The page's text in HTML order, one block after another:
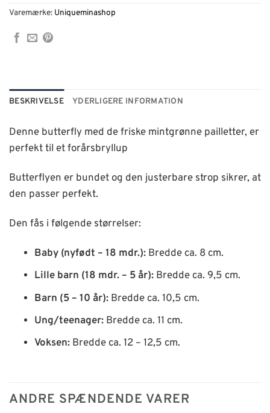
Varemærke: Uniqueminashop
BESKRIVELSE YDERLIGERE INFORMATION
Denne butterfly med de friske mintgrønne pailletter, er
perfekt til et forårsbryllup
Butterflyen er bundet og den justerbare strop sikrer, at
den passer perfekt.
Den fås i følgende størrelser:
Baby (nyfødt – 18 mdr.): Bredde ca. 8 cm.
Lille barn (18 mdr. – 5 år): Bredde ca. 9,5 cm.
Barn (5 – 10 år): Bredde ca. 10,5 cm.
Ung/teenager: Bredde ca. 11 cm.
Voksen: Bredde ca. 12 – 12,5 cm.
ANDRE SPÆNDENDE VARER